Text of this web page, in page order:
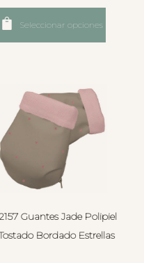
Seleccionar opciones
Guantes Jade Polipiel
Bordado Estrellas